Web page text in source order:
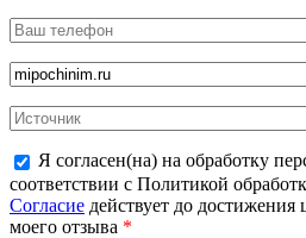
Я согласен(на) на обработку
соответствии с Политикой
Согласие действует до достижения
моего отзыва *